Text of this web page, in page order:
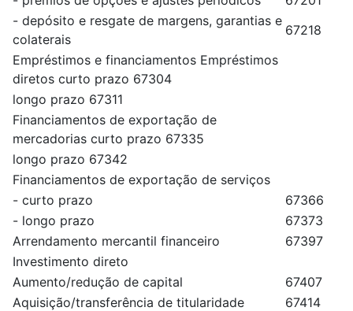
- depósito e resgate de margens, garantias e
colaterais
67218
Empréstimos e financiamentos Empréstimos
diretos curto prazo 67304
longo prazo 67311
Financiamentos de exportação de
mercadorias curto prazo 67335
longo prazo 67342
Financiamentos de exportação de serviços
- curto prazo
67366
- longo prazo
67373
Arrendamento mercantil financeiro
67397
Investimento direto
Aumento/redução de capital
67407
Aquisição/transferência de titularidade
67414